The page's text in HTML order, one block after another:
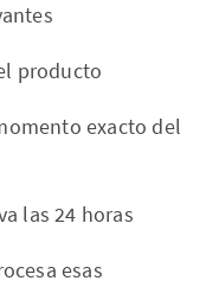
producto
exacto del
las 24 horas
esas